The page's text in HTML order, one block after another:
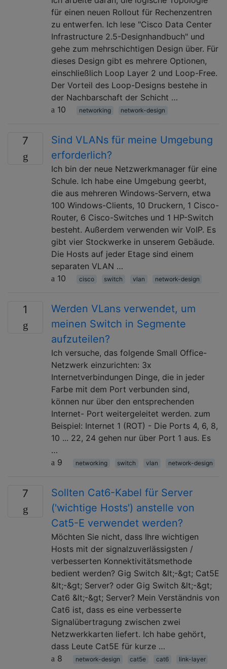
für einen neuen Rollout für Rechenzentren
zu entwerfen. Ich lese "Cisco Data Center
Infrastructure 2.5-Designhandbuch" und
gehe zum mehrschichtigen Design über. Für
dieses Design gibt es mehrere Optionen,
einschließlich Loop Layer 2 und Loop-Free.
Der Vorteil des Loop-Designs bestehe in
der Nachbarschaft der Schicht …
10
networking network-design
7
Sind VLANs für meine Umgebung
erforderlich?
Ich bin der neue Netzwerkmanager für eine
Schule. Ich habe eine Umgebung geerbt,
die aus mehreren Windows-Servern, etwa
100 Windows-Clients, 10 Druckern, 1 Cisco-
Router, 6 Cisco-Switches und 1 HP-Switch
besteht. Außerdem verwenden wir VoIP. Es
gibt vier Stockwerke in unserem Gebäude.
Die Hosts auf jeder Etage sind einem
separaten VLAN …
10
cisco switch vlan network-design
1
Werden VLans verwendet, um
meinen Switch in Segmente
aufzuteilen?
Ich versuche, das folgende Small Office-
Netzwerk einzurichten: 3x
Internetverbindungen Dinge, die in jeder
Farbe mit dem Port verbunden sind,
können nur über den entsprechenden
Internet- Port weitergeleitet werden. zum
Beispiel: Internet 1 (ROT) - Die Ports 4, 6, 8,
10 ... 22, 24 gehen nur über Port 1 aus. Es
…
9
networking switch vlan network-design
7
Sollten Cat6-Kabel für Server
('wichtige Hosts') anstelle von
Cat5-E verwendet werden?
Möchten Sie nicht, dass Ihre wichtigen
Hosts mit der signalzuverlässigsten /
verbesserten Konnektivitätsmethode
bedient werden? Gig Switch &lt;-&gt; Cat5E
&lt;-&gt; Server? oder Gig Switch &lt;-&gt;
Cat6 &lt;-&gt; Server? Mein Verständnis von
Cat6 ist, dass es eine verbesserte
Signalübertragung zwischen zwei
Netzwerkkarten liefert. Ich habe gehört,
dass Leute Cat5E für kurze …
8
network-design cat5e cat6 link-layer